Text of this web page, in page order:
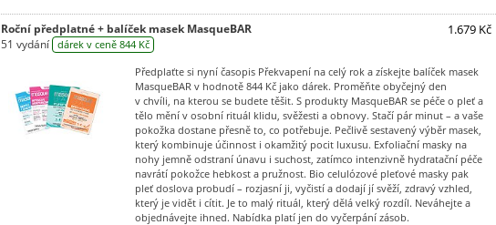
Roční předplatné + balíček masek MasqueBAR
51 vydání dárek v ceně 844 Kč
1.679 Kč
Předplaťte si nyní časopis Překvapení na celý rok a získejte balíček masek
MasqueBAR v hodnotě 844 Kč jako dárek. Proměňte obyčejný den
v chvíli, na kterou se budete těšit. S produkty MasqueBAR se péče o pleť a
tělo mění v osobní rituál klidu, svěžesti a obnovy. Stačí pár minut – a vaše
pokožka dostane přesně to, co potřebuje. Pečlivě sestavený výběr masek,
který kombinuje účinnost i okamžitý pocit luxusu. Exfoliační masky na
nohy jemně odstraní únavu i suchost, zatímco intenzivně hydratační péče
navrátí pokožce hebkost a pružnost. Bio celulózové pleťové masky pak
pleť doslova probudí – rozjasní ji, vyčistí a dodají jí svěží, zdravý vzhled,
který je vidět i cítit. Je to malý rituál, který dělá velký rozdíl. Neváhejte a
objednávejte ihned. Nabídka platí jen do vyčerpání zásob.